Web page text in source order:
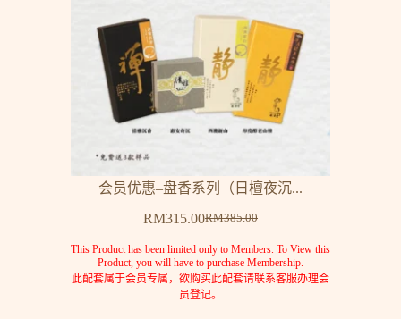
会员优惠–盘香系列（日檀夜沉...
RM385.00
RM315.00
This Product has been limited only to Members. To View this
Product, you will have to purchase Membership.
此配套属于会员专属，欲购买此配套请联系客服办理会
员登记。